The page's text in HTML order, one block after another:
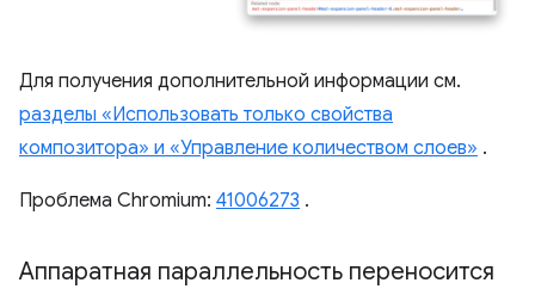
Для получения дополнительной информации см.
разделы «Использовать только свойства
композитора» и «Управление количеством слоев» .
Проблема Chromium: 41006273 .
Аппаратная параллельность переносится